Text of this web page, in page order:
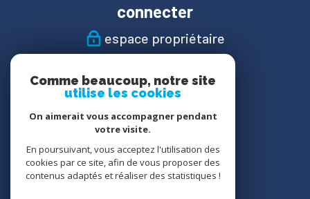
connecter
espace propriétaire
suivre
Nous
adhérons
Comme beaucoup, notre site
utilise les cookies
On aimerait vous accompagner pendant
votre visite.
En poursuivant, vous acceptez l'utilisation des
cookies par ce site, afin de vous proposer des
contenus adaptés et réaliser des statistiques !